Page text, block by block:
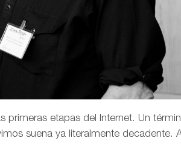
primeras etapas del Internet. Un
suena ya literalmente decadente.